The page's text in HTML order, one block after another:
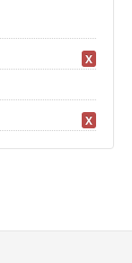
X
X